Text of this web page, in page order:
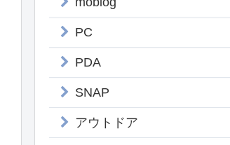
PC
PDA
SNAP
アウトドア